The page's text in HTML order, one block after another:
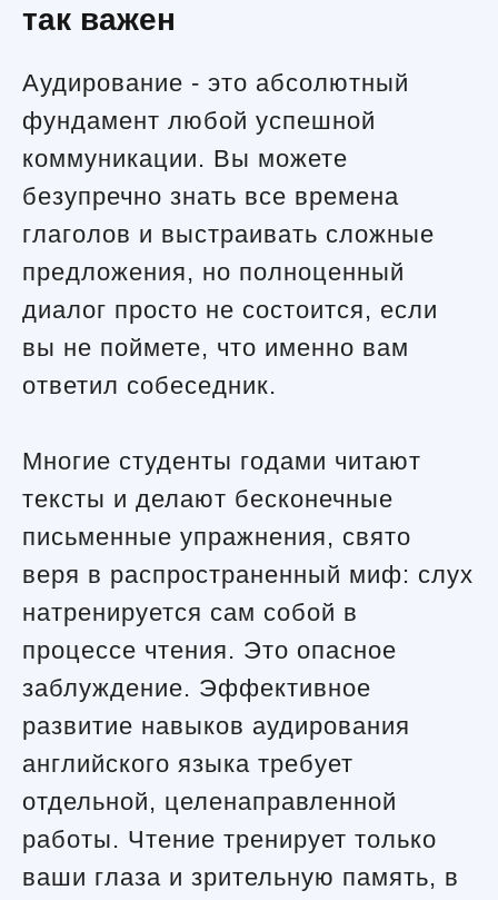
так важен
Аудирование - это абсолютный
фундамент любой успешной
коммуникации. Вы можете
безупречно знать все времена
глаголов и выстраивать сложные
предложения, но полноценный
диалог просто не состоится, если
вы не поймете, что именно вам
ответил собеседник.
Многие студенты годами читают
тексты и делают бесконечные
письменные упражнения, свято
веря в распространенный миф: слух
натренируется сам собой в
процессе чтения. Это опасное
заблуждение. Эффективное
развитие навыков аудирования
английского языка требует
отдельной, целенаправленной
работы. Чтение тренирует только
ваши глаза и зрительную память, в